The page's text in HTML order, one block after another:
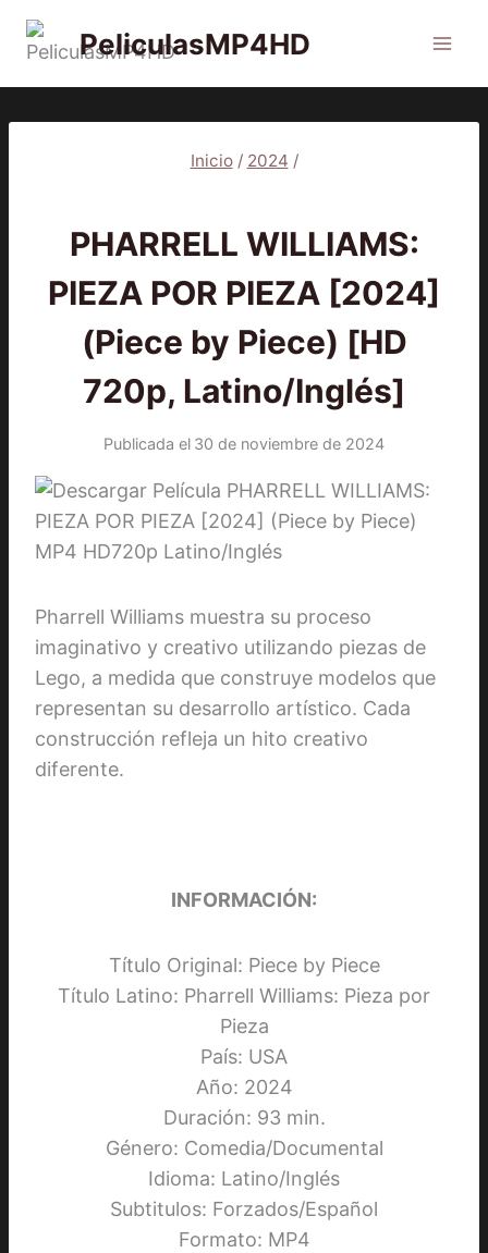
PeliculasMP4HD
Inicio / 2024 /
PHARRELL WILLIAMS:
PIEZA POR PIEZA [2024]
(Piece by Piece) [HD
720p, Latino/Inglés]
Publicada el 30 de noviembre de 2024
Pharrell Williams muestra su proceso
imaginativo y creativo utilizando piezas de
Lego, a medida que construye modelos que
representan su desarrollo artístico. Cada
construcción refleja un hito creativo
diferente.
INFORMACIÓN:
Título Original: Piece by Piece
Título Latino: Pharrell Williams: Pieza por
Pieza
País: USA
Año: 2024
Duración: 93 min.
Género: Comedia/Documental
Idioma: Latino/Inglés
Subtitulos: Forzados/Español
Formato: MP4